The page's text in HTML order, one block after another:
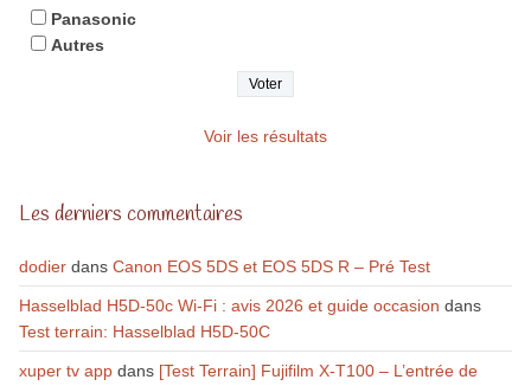
Panasonic
Autres
Voir les résultats
Les derniers commentaires
dodierdans Canon EOS 5DS et EOS 5DS R – Pré Test
Hasselblad H5D-50c Wi-Fi : avis 2026 et guide occasion dans
Test terrain: Hasselblad H5D-50C
xuper tv appdans [Test Terrain] Fujifilm X-T100 – L’entrée de